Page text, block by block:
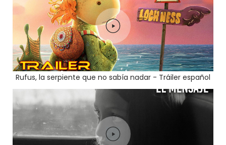
Rufus, la serpiente que no sabía nadar - Tráiler español